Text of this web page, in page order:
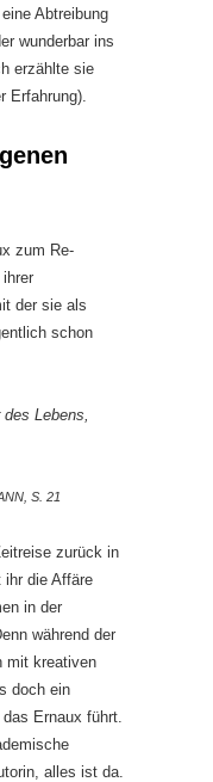
Abtreibung
wunderbar ins
erzählte sie
Erfahrung).
zum Re-
der sie als
schon
Lebens,
S. 21
zurück in
ihr die Affäre
in der
während der
mit kreativen
doch ein
Ernaux führt.
alles ist da.